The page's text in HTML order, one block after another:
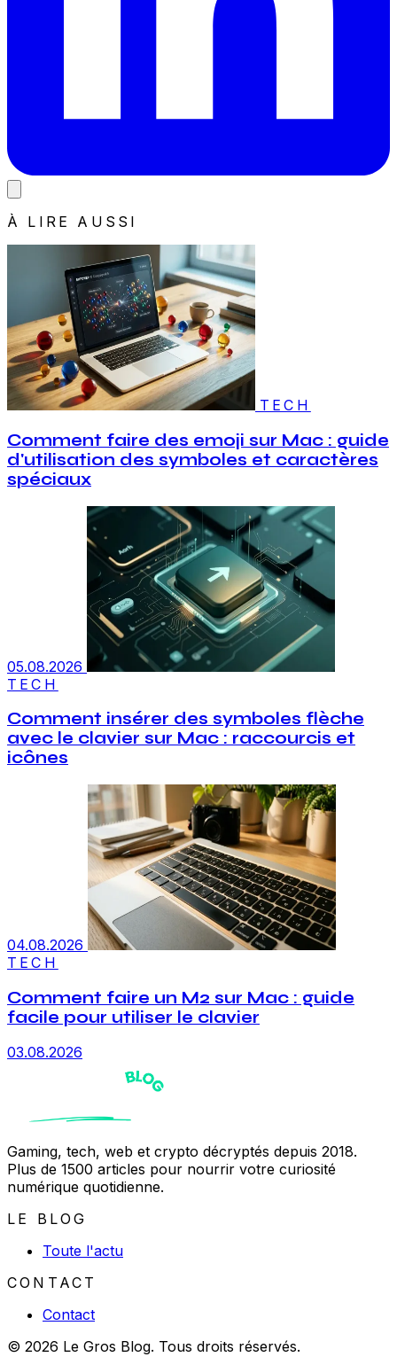
À LIRE AUSSI
TECH
Comment faire des emoji sur Mac : guide
d'utilisation des symboles et caractères
spéciaux
05.08.2026
TECH
Comment insérer des symboles flèche
avec le clavier sur Mac : raccourcis et
icônes
04.08.2026
TECH
Comment faire un M2 sur Mac : guide
facile pour utiliser le clavier
03.08.2026
Gaming, tech, web et crypto décryptés depuis 2018.
Plus de 1500 articles pour nourrir votre curiosité
numérique quotidienne.
LE BLOG
Toute l'actu
CONTACT
Contact
© 2026 Le Gros Blog. Tous droits réservés.